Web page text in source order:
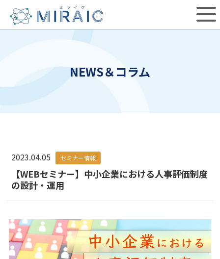
NEWS＆コラム
2023.04.05 セミナー情報
【WEBセミナー】中小企業における人事評価制度
の設計・運用